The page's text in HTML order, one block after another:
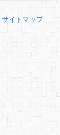
サイトマップ